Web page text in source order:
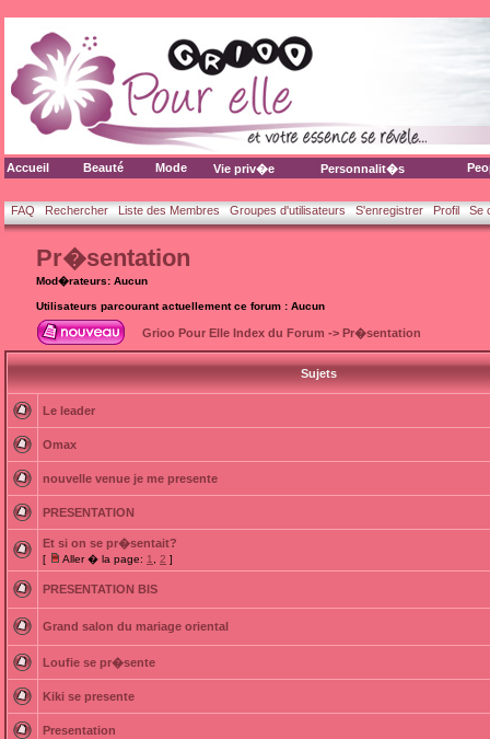
Accueil Beauté Mode Vie priv�e Personnalit�s
FAQ Rechercher Liste des Membres Groupes d'utilisateurs S'enregistrer Profil Se
Pr�sentation
Mod�rateurs: Aucun
Utilisateurs parcourant actuellement ce forum : Aucun
Grioo Pour Elle Index du Forum -> Pr�sentation
Sujets
Le leader
Omax
nouvelle venue je me presente
PRESENTATION
Et si on se pr�sentait?
[ Aller � la page: 1 2 ]
PRESENTATION BIS
Grand salon du mariage oriental
Loufie se pr�sente
Kiki se presente
Presentation